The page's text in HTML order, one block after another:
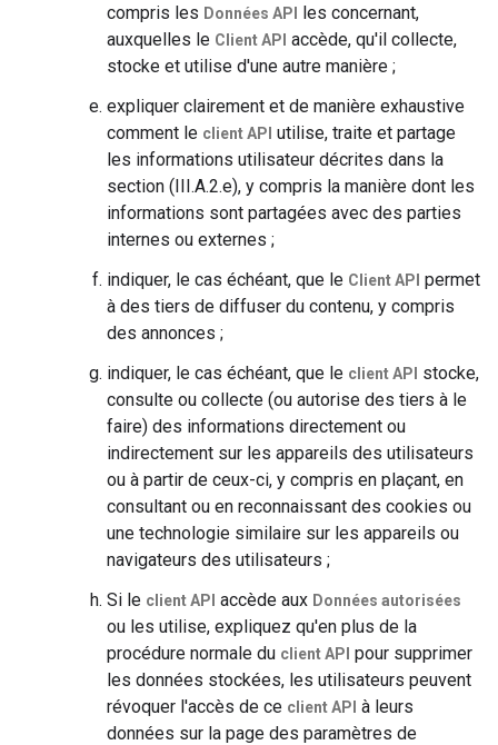
compris les Données API
les concernant,
auxquelles le Client API accède, qu'il collecte,
stocke et utilise d'une autre manière ;
expliquer clairement et de manière exhaustive
comment le client API utilise, traite et partage
les informations utilisateur décrites dans la
section (III.A.2.e), y compris la manière dont les
informations sont partagées avec des parties
internes ou externes ;
indiquer, le cas échéant, que le Client API permet
à des tiers de diffuser du contenu, y compris
des annonces ;
indiquer, le cas échéant, que le client API
stocke,
consulte ou collecte (ou autorise des tiers à le
faire) des informations directement ou
indirectement sur les appareils des utilisateurs
ou à partir de ceux-ci, y compris en plaçant, en
consultant ou en reconnaissant des cookies ou
une technologie similaire sur les appareils ou
navigateurs des utilisateurs ;
Si le client API accède aux Données autorisées
ou les utilise, expliquez qu'en plus de la
procédure normale du client API pour supprimer
les données stockées, les utilisateurs peuvent
révoquer l'accès de ce client API à leurs
données sur la page des paramètres de